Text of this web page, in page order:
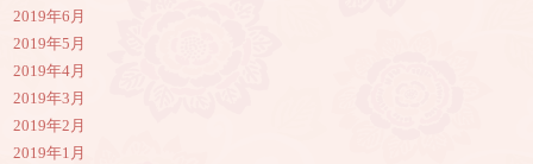
2019年6月
2019年5月
2019年4月
2019年3月
2019年2月
2019年1月